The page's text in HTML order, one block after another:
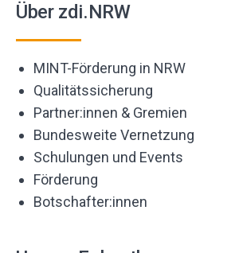
Über zdi.NRW
MINT-Förderung in NRW
Qualitätssicherung
Partner:innen & Gremien
Bundesweite Vernetzung
Schulungen und Events
Förderung
Botschafter:innen